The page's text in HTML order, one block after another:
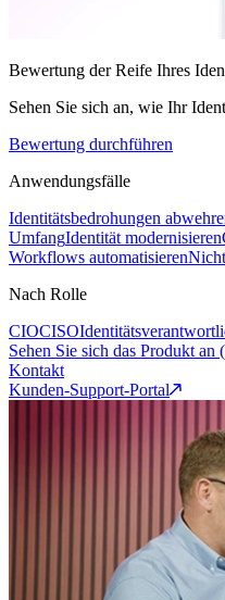
Bewertung der Reife Ihres
Sehen Sie sich an, wie Ihr
Bewertung durchführen
Anwendungsfälle
Identitätsbedrohungen
UmfangIdentität modernisieren
Workflows automatisieren
Nach Rolle
CIOCISO
Sehen Sie sich das Produkt an
Kontakt
Kunden-Support-Portal